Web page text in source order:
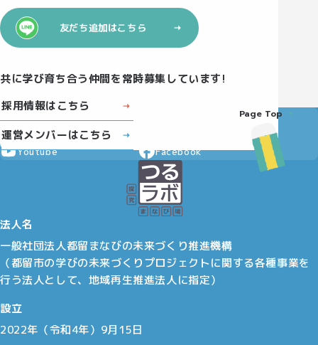
友だち追加はこちら
共に学び育ち合う仲間を常時募集しています!
採用情報はこちら
運営メンバーはこちら
Page Top
Youtube Facebook
法人名
一般社団法人都留まなびの未来づくり推進機構
（都留市の学びの未来づくりプロジェクトに関する各種事業を
行う法人として、地域再生推進法人に指定）
設立
2022年（令和4年）9月15日